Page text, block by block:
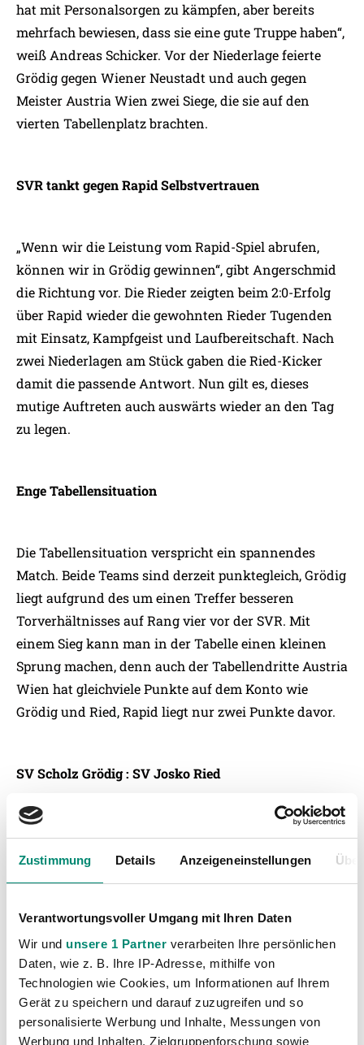
Zustimmung Details Anzeigeneinstellungen
Verantwortungsvoller Umgang mit Ihren Daten
Wir und unsere 1 Partner verarbeiten Ihre persönlichen
Daten, wie z. B. Ihre IP-Adresse, mithilfe von
Technologien wie Cookies, um Informationen auf Ihrem
Gerät zu speichern und darauf zuzugreifen und so
personalisierte Werbung und Inhalte, Messungen von
Werbung und Inhalten, Zielgruppenforschung sowie
hat mit Personalsorgen zu kämpfen, aber bereits
mehrfach bewiesen, dass sie eine gute Truppe haben“,
weiß Andreas Schicker. Vor der Niederlage feierte
Grödig gegen Wiener Neustadt und auch gegen
Meister Austria Wien zwei Siege, die sie auf den
vierten Tabellenplatz brachten.
SVR tankt gegen Rapid Selbstvertrauen
„Wenn wir die Leistung vom Rapid-Spiel abrufen,
können wir in Grödig gewinnen“, gibt Angerschmid
die Richtung vor. Die Rieder zeigten beim 2:0-Erfolg
über Rapid wieder die gewohnten Rieder Tugenden
mit Einsatz, Kampfgeist und Laufbereitschaft. Nach
zwei Niederlagen am Stück gaben die Ried-Kicker
damit die passende Antwort. Nun gilt es, dieses
mutige Auftreten auch auswärts wieder an den Tag
zu legen.
Enge Tabellensituation
Die Tabellensituation verspricht ein spannendes
Match. Beide Teams sind derzeit punktegleich, Grödig
liegt aufgrund des um einen Treffer besseren
Torverhältnisses auf Rang vier vor der SVR. Mit
einem Sieg kann man in der Tabelle einen kleinen
Sprung machen, denn auch der Tabellendritte Austria
Wien hat gleichviele Punkte auf dem Konto wie
Grödig und Ried, Rapid liegt nur zwei Punkte davor.
SV Scholz Grödig : SV Josko Ried
Samstag, 7. Dezember 2013, 19:00 Uhr
Schiedsrichter: Mag. Markus Hameter
Untersbergarena Grödig